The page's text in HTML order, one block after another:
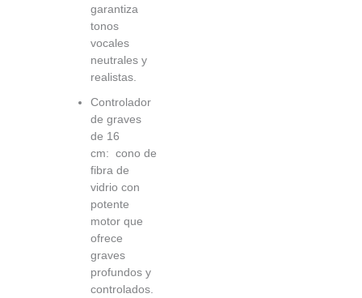
garantiza
tonos
vocales
neutrales y
realistas.
Controlador
de graves
de 16
cm: cono de
fibra de
vidrio con
potente
motor que
ofrece
graves
profundos y
controlados.